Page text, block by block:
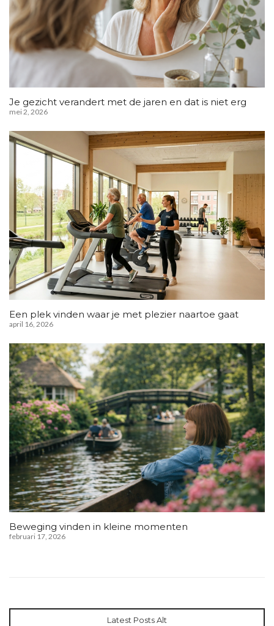
Je gezicht verandert met de jaren en dat is niet erg
mei 2, 2026
Een plek vinden waar je met plezier naartoe gaat
april 16, 2026
Beweging vinden in kleine momenten
februari 17, 2026
Latest Posts Alt